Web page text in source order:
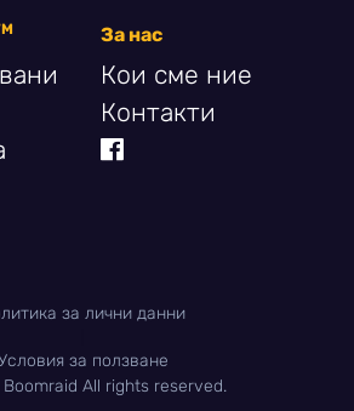
За нас
Кои сме ние
Контакти
All rights reserved.
за лични данни
за ползване